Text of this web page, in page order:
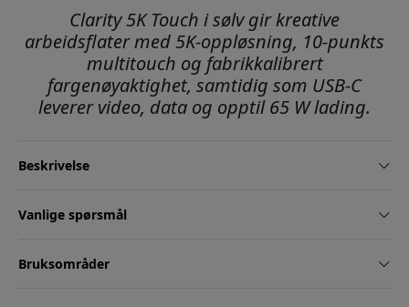
Clarity 5K Touch i sølv gir kreative
arbeidsflater med 5K-oppløsning, 10-punkts
multitouch og fabrikkalibrert
fargenøyaktighet, samtidig som USB-C
leverer video, data og opptil 65 W lading.
Beskrivelse
Vanlige spørsmål
Bruksområder